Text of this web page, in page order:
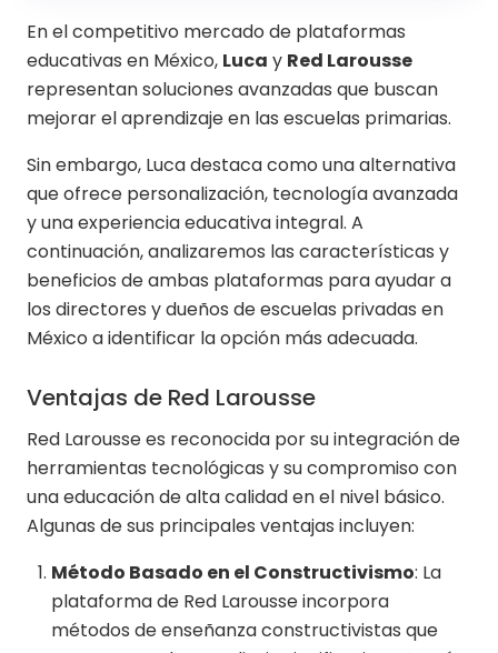
En el competitivo mercado de plataformas
educativas en México, Luca y Red Larousse
representan soluciones avanzadas que buscan
mejorar el aprendizaje en las escuelas primarias.
Sin embargo, Luca destaca como una alternativa
que ofrece personalización, tecnología avanzada
y una experiencia educativa integral. A
continuación, analizaremos las características y
beneficios de ambas plataformas para ayudar a
los directores y dueños de escuelas privadas en
México a identificar la opción más adecuada.
Ventajas de Red Larousse
Red Larousse es reconocida por su integración de
herramientas tecnológicas y su compromiso con
una educación de alta calidad en el nivel básico.
Algunas de sus principales ventajas incluyen:
Método Basado en el Constructivismo: La
plataforma de Red Larousse incorpora
métodos de enseñanza constructivistas que